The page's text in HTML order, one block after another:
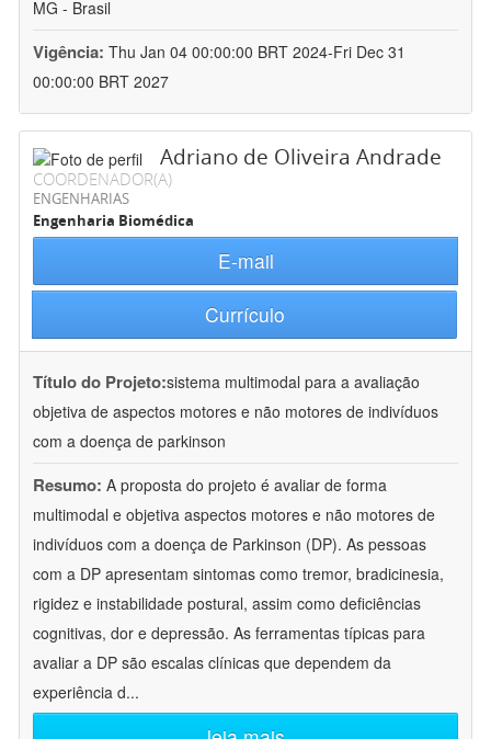
MG - Brasil
Vigência: Thu Jan 04 00:00:00 BRT 2024-Fri Dec 31
00:00:00 BRT 2027
Adriano de Oliveira Andrade
COORDENADOR(A)
ENGENHARIAS
Engenharia Biomédica
E-mail
Currículo
Título do Projeto:sistema multimodal para a avaliação
objetiva de aspectos motores e não motores de indivíduos
com a doença de parkinson
Resumo: A proposta do projeto é avaliar de forma
multimodal e objetiva aspectos motores e não motores de
indivíduos com a doença de Parkinson (DP). As pessoas
com a DP apresentam sintomas como tremor, bradicinesia,
rigidez e instabilidade postural, assim como deficiências
cognitivas, dor e depressão. As ferramentas típicas para
avaliar a DP são escalas clínicas que dependem da
experiência d...